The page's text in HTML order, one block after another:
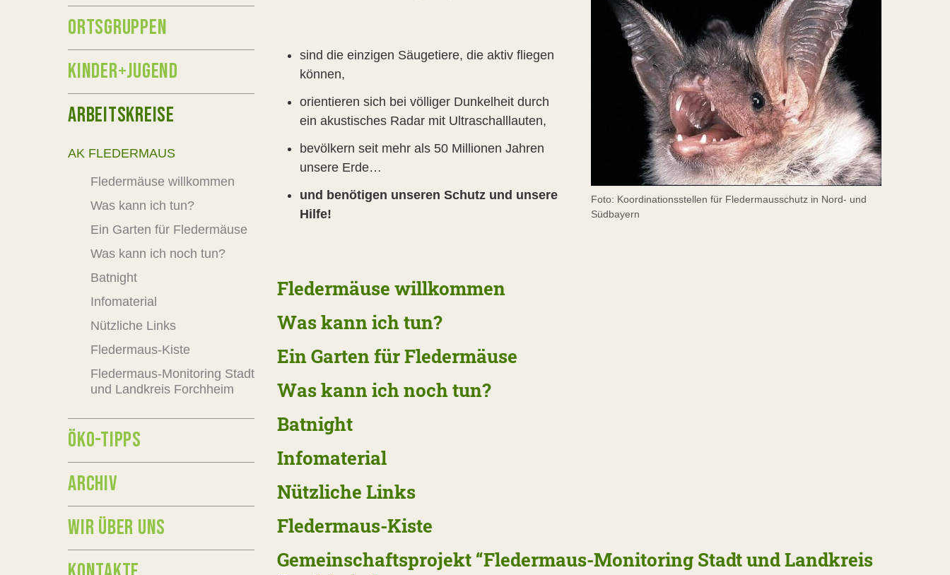
Foto: Koordinationsstellen für Fledermausschutz in Nord- und
Südbayern
sind die einzigen Säugetiere, die aktiv fliegen
können,
orientieren sich bei völliger Dunkelheit durch
ein akustisches Radar mit Ultraschalllauten,
bevölkern seit mehr als 50 Millionen Jahren
unsere Erde…
und benötigen unseren Schutz und unsere
Hilfe!
Fledermäuse willkommen
Was kann ich tun?
Ein Garten für Fledermäuse
Was kann ich noch tun?
Batnight
Infomaterial
Nützliche Links
Fledermaus-Kiste
Gemeinschaftsprojekt “Fledermaus-Monitoring Stadt und Landkreis
ORTSGRUPPEN
KINDER+JUGEND
ARBEITSKREISE
AK FLEDERMAUS
Fledermäuse willkommen
Was kann ich tun?
Ein Garten für Fledermäuse
Was kann ich noch tun?
Batnight
Infomaterial
Nützliche Links
Fledermaus-Kiste
Fledermaus-Monitoring Stadt
und Landkreis Forchheim
ÖKO-TIPPS
ARCHIV
WIR ÜBER UNS